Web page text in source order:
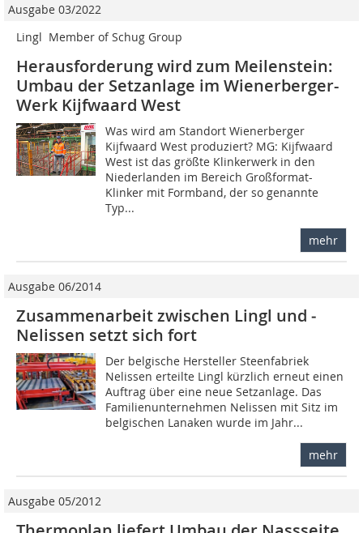
Ausgabe 03/2022
Lingl  Member of Schug Group
Herausforderung wird zum Meilenstein:
Umbau der Setzanlage im Wienerberger-
Werk Kijfwaard West
Was wird am Standort Wienerberger
Kijfwaard West produziert? MG: Kijfwaard
West ist das größte Klinkerwerk in den
Niederlanden im Bereich Großformat-
Klinker mit Formband, der so genannte
Typ...
mehr
Ausgabe 06/2014
Zusammenarbeit zwischen Lingl und ­
Nelissen setzt sich fort
Der belgische Hersteller Steenfabriek
Nelissen erteilte Lingl kürzlich erneut einen
Auftrag über eine neue Setzanlage. Das
Familienunternehmen Nelissen mit Sitz im
belgischen Lanaken wurde im Jahr...
mehr
Ausgabe 05/2012